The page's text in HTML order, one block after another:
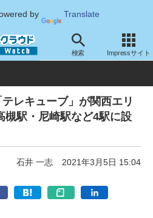
by Translate
検索 Impressサイト
フト サービス その他
レキューブ」が関西エリ
槻駅・尼崎駅など4駅に設
石井 一志 2021年3月5日 15:04